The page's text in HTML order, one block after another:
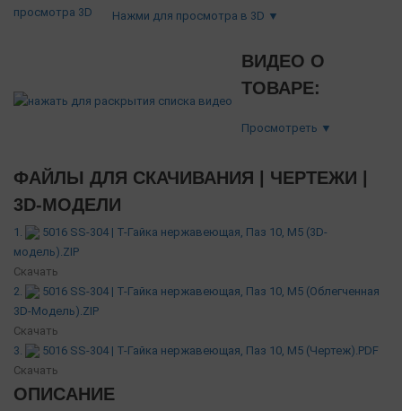
Нажми для просмотра в 3D ▼
ВИДЕО О
ТОВАРЕ:
Просмотреть ▼
ФАЙЛЫ ДЛЯ СКАЧИВАНИЯ | ЧЕРТЕЖИ |
3D-МОДЕЛИ
1.
5016 SS-304 | Т-Гайка нержавеющая, Паз 10, М5 (3D-
модель).ZIP
Скачать
2.
5016 SS-304 | Т-Гайка нержавеющая, Паз 10, М5 (Облегченная
3D-Модель).ZIP
Скачать
3.
5016 SS-304 | Т-Гайка нержавеющая, Паз 10, М5 (Чертеж).PDF
Скачать
ОПИСАНИЕ